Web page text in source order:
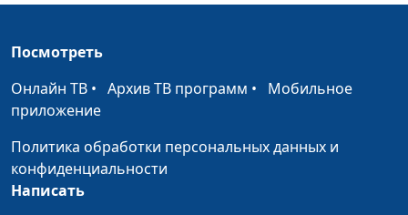
"Новое радио"
За помощью - к Богу
Ангела", Дмитрий Ковалев,
Низкая самооценка
Посмотреть
Онлайн ТВ • Архив ТВ программ • Мобильное
приложение
Политика обработки персональных данных и
конфиденциальности
Написать